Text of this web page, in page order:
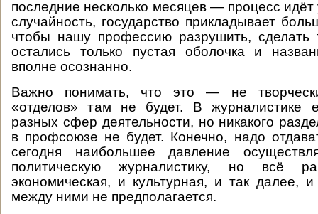
последние несколько месяцев — процесс
случайность, государство прикладывает
чтобы нашу профессию разрушить, сделать
остались только пустая оболочка и
вполне осознанно.
Важно понимать, что это — не
«отделов» там не будет. В журналистике
разных сфер деятельности, но никакого
в профсоюзе не будет. Конечно, надо
сегодня наибольшее давление
политическую журналистику, но всё
экономическая, и культурная, и так далее,
между ними не предполагается.